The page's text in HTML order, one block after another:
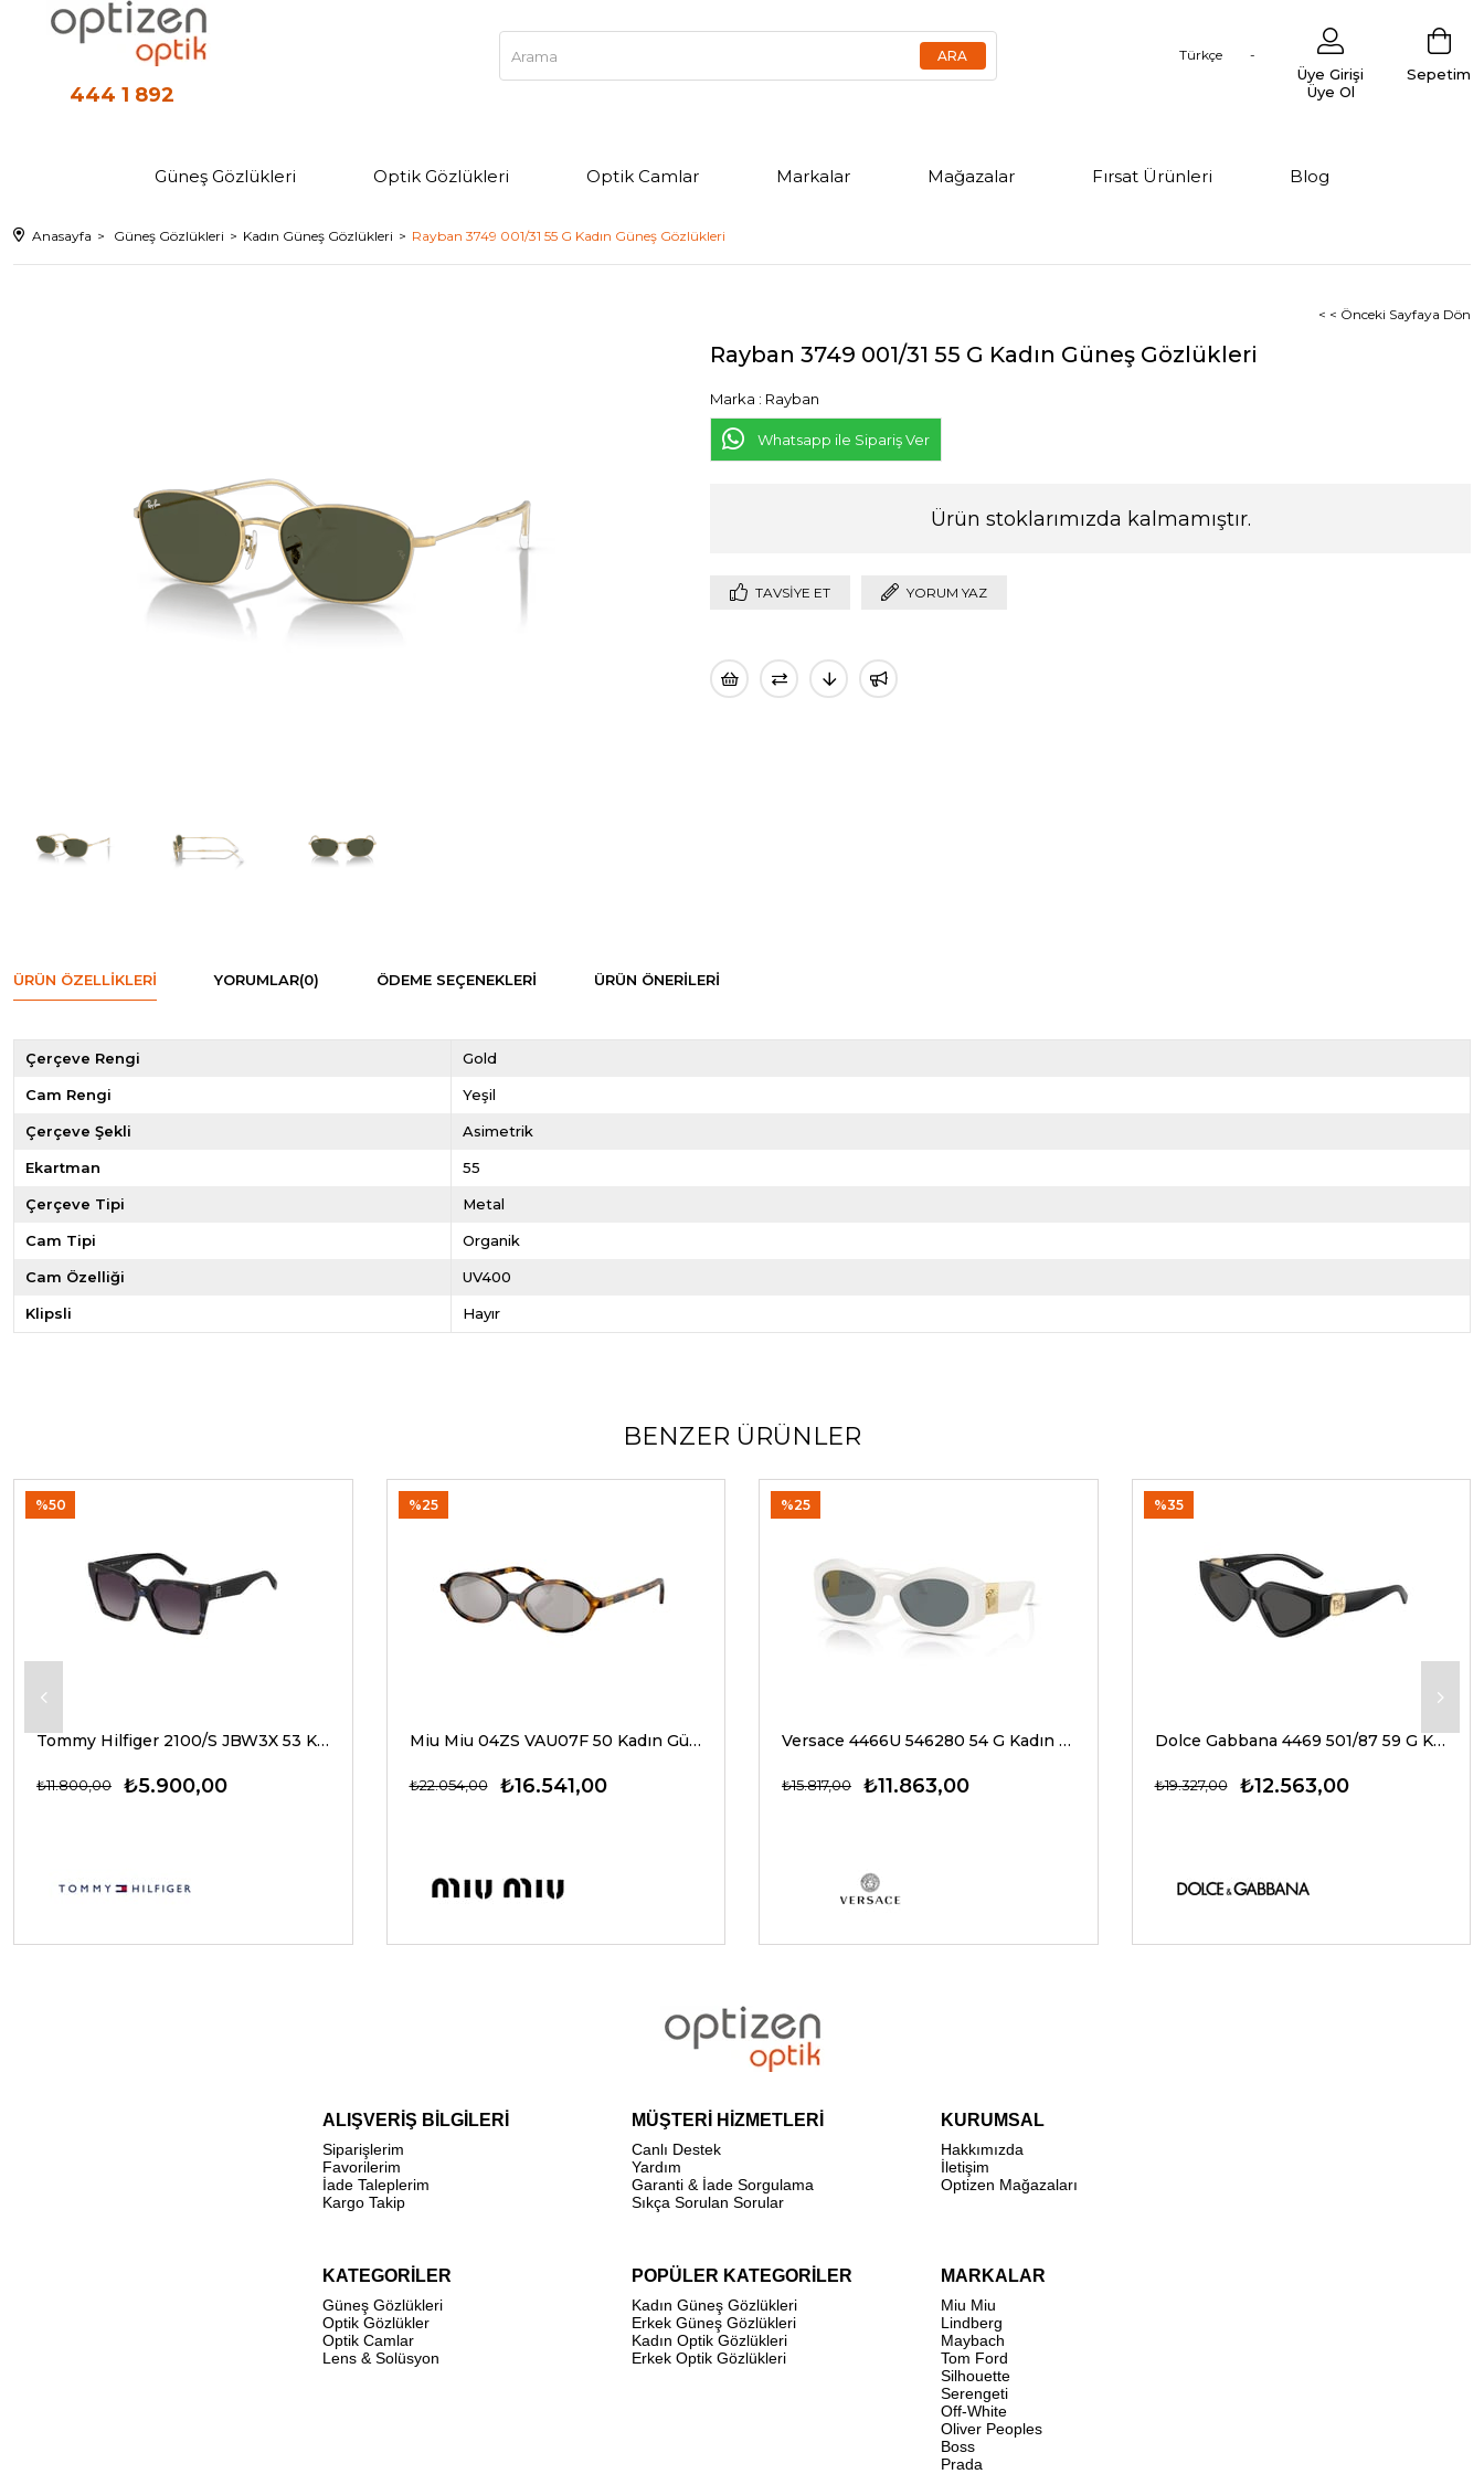
444 1 892
Türkçe
Sepetim
Üye Girişi
Üye Ol
Güneş Gözlükleri Optik Gözlükleri Optik Camlar Markalar Mağazalar Fırsat Ürünleri Blog
Anasayfa Güneş Gözlükleri Kadın Güneş Gözlükleri Rayban 3749 001/31 55 G Kadın Güneş Gözlükleri
< < Önceki Sayfaya Dön
Rayban 3749 001/31 55 G Kadın Güneş Gözlükleri
Marka : Rayban
Whatsapp ile Sipariş Ver
Ürün stoklarımızda kalmamıştır.
TAVSIYE ET YORUM YAZ
ÜRÜN ÖZELLIKLERI YORUMLAR(0) ÖDEME SEÇENEKLERI ÜRÜN ÖNERILERI
Çerçeve Rengi Gold
Cam Rengi Yeşil
Çerçeve Şekli Asimetrik
Ekartman 55
Çerçeve Tipi Metal
Cam Tipi Organik
Cam Özelliği UV400
Klipsli Hayır
BENZER ÜRÜNLER
Tommy Hilfiger 2100/S JBW3X 53 Kadın Güneş Gözlükleri
₺5.900,00
₺11.800,00
%50
Miu Miu 04ZS VAU07F 50 Kadın Güneş Gözlükleri
₺16.541,00
₺22.054,00
%25
Versace 4466U 546280 54 G Kadın Güneş Gözlükleri
₺11.863,00
₺15.817,00
%25
Dolce Gabbana 4469 501/87 59 G Kadın Güneş Gözlükleri
₺12.563,00
₺19.327,00
%35
ALIŞVERİŞ BİLGİLERİ
Siparişlerim
Favorilerim
İade Taleplerim
Kargo Takip
MÜŞTERİ HİZMETLERİ
Canlı Destek
Yardım
Garanti & İade Sorgulama
Sıkça Sorulan Sorular
KURUMSAL
Hakkımızda
İletişim
Optizen Mağazaları
KATEGORİLER
Güneş Gözlükleri
Optik Gözlükler
Optik Camlar
Lens & Solüsyon
POPÜLER KATEGORİLER
Kadın Güneş Gözlükleri
Erkek Güneş Gözlükleri
Kadın Optik Gözlükleri
Erkek Optik Gözlükleri
MARKALAR
Miu Miu
Lindberg
Maybach
Tom Ford
Silhouette
Serengeti
Off-White
Oliver Peoples
Boss
Prada